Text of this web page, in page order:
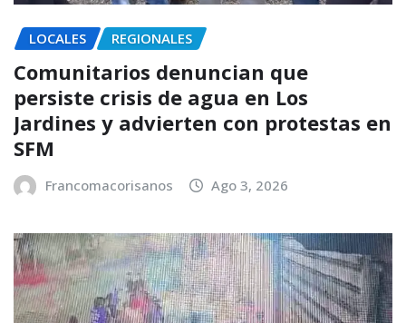
LOCALES REGIONALES
Comunitarios denuncian que
persiste crisis de agua en Los
Jardines y advierten con protestas en
SFM
Francomacorisanos Ago 3, 2026